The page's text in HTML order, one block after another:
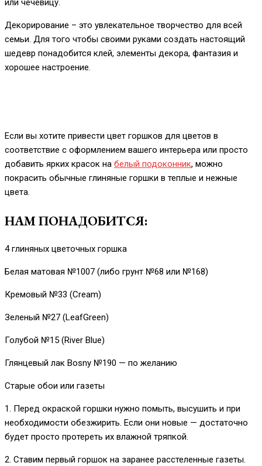
или чечевицу.
Декорирование – это увлекательное творчество для всей
семьи. Для того чтобы своими руками создать настоящий
шедевр понадобится клей, элементы декора, фантазия и
хорошее настроение.
Если вы хотите привести цвет горшков для цветов в
соответствие с оформлением вашего интерьера или просто
добавить ярких красок на белый подоконник, можно
покрасить обычные глиняные горшки в теплые и нежные
цвета.
НАМ ПОНАДОБИТСЯ:
4 глиняных цветочных горшка
Белая матовая №1007 (либо грунт №68 или №168)
Кремовый №33 (Cream)
Зеленый №27 (LeafGreen)
Голубой №15 (River Blue)
Глянцевый лак Bosny №190 — по желанию
Старые обои или газеты
1. Перед окраской горшки нужно помыть, высушить и при
необходимости обезжирить. Если они новые — достаточно
будет просто протереть их влажной тряпкой.
2. Ставим первый горшок на заранее расстеленные газеты.